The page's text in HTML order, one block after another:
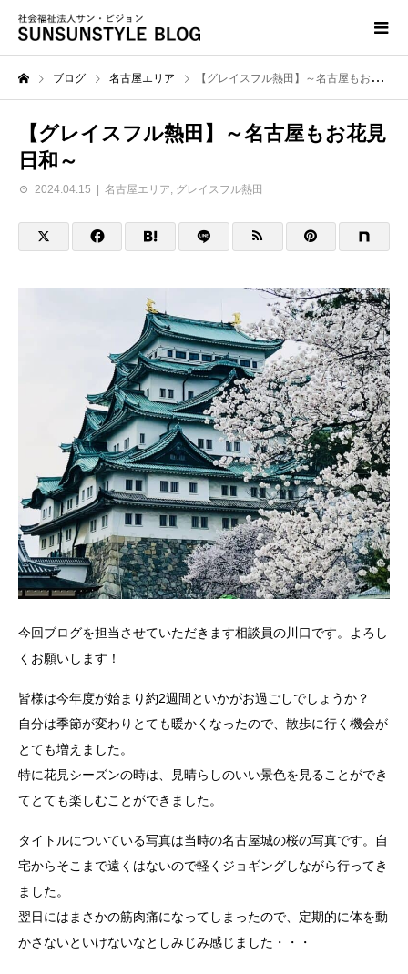
ブログ 名古屋エリア 【グレイスフル熱田】～名古屋もお花見日和～
【グレイスフル熱田】～名古屋もお花見
日和～
2024.04.15 名古屋エリア グレイスフル熱田
今回ブログを担当させていただきます相談員の川口です。よろし
くお願いします！
皆様は今年度が始まり約2週間といかがお過ごしでしょうか？
自分は季節が変わりとても暖かくなったので、散歩に行く機会が
とても増えました。
特に花見シーズンの時は、見晴らしのいい景色を見ることができ
てとても楽しむことができました。
タイトルについている写真は当時の名古屋城の桜の写真です。自
宅からそこまで遠くはないので軽くジョギングしながら行ってき
ました。
翌日にはまさかの筋肉痛になってしまったので、定期的に体を動
かさないといけないなとしみじみ感じました・・・